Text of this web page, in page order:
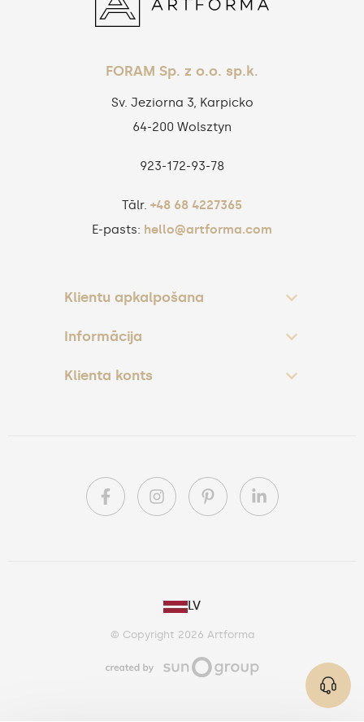
FORAM Sp. z o.o. sp.k.
Sv. Jeziorna 3, Karpicko
64-200 Wolsztyn
923‑172‑93‑78
Tālr. +48 68 4227365
E-pasts: hello@artforma.com
Klientu apkalpošana
Informācija
Klienta konts
LV
© Copyright 2026 Artforma